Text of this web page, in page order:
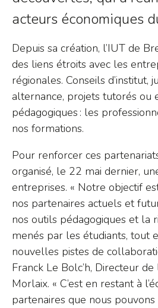
acteurs économiques
Depuis sa création, l’IUT de
des liens étroits avec les
régionales. Conseils d’institut,
alternance, projets tutorés ou
pédagogiques : les
nos formations.
Pour renforcer ces
organisé, le 22 mai dernier,
entreprises. « Notre objectif
nos partenaires actuels et
nos outils pédagogiques et la
menés par les étudiants, tout
nouvelles pistes de
Franck Le Bolc’h, Directeur
Morlaix. « C’est en restant à
partenaires que nous